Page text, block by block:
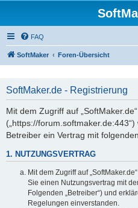
FAQ
SoftMaker Foren-Übersicht
SoftMaker.de - Registrierung
Mit dem Zugriff auf „SoftMaker.de“
(„https://
Betreiber ein Vertrag mit
1. NUTZUNGSVERTRAG
Mit dem Zugriff auf
Sie einen Nutzungsvertrag mit
Folgenden „Betreiber“) und
Regelungen einverstanden.